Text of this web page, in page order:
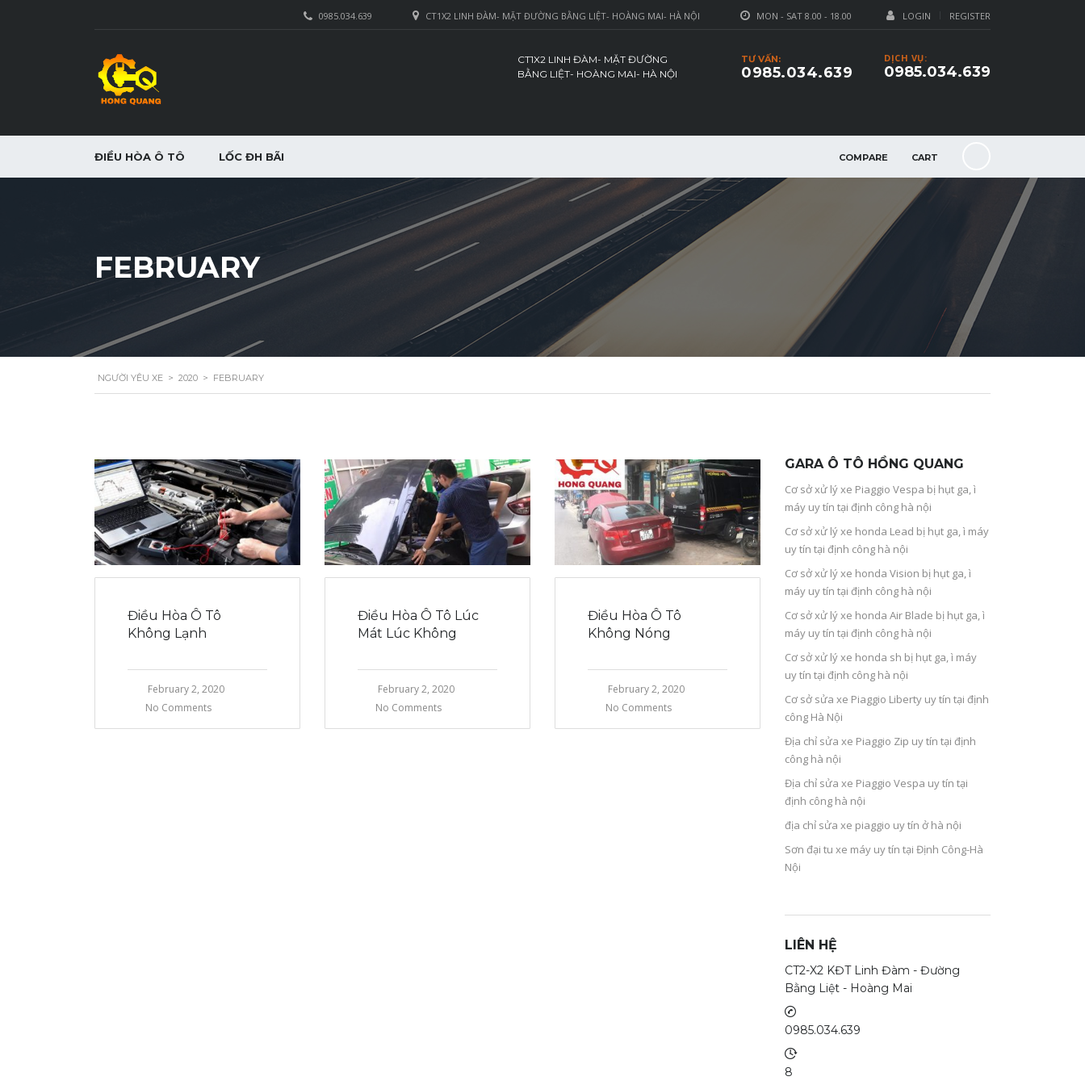
LOGIN REGISTER
MON - SAT 8.00 - 18.00
CT1X2 LINH ĐÀM- MẶT ĐƯỜNG BẰNG LIỆT- HOÀNG MAI- HÀ NỘI
0985.034.639
DỊCH VỤ:
0985.034.639
TƯ VẤN:
0985.034.639
CT1X2 LINH ĐÀM- MẶT ĐƯỜNG
BẰNG LIỆT- HOÀNG MAI- HÀ NỘI
COMPARE CART
ĐIỀU HÒA Ô TÔ LỐC ĐH BÃI
FEBRUARY
NGƯỜI YÊU XE > 2020 > FEBRUARY
Điều Hòa Ô Tô
Không Lạnh
February 2, 2020
No Comments
Điều Hòa Ô Tô Lúc
Mát Lúc Không
February 2, 2020
No Comments
Điều Hòa Ô Tô
Không Nóng
February 2, 2020
No Comments
GARA Ô TÔ HỒNG QUANG
Cơ sở xử lý xe Piaggio Vespa bị hụt ga, ì
máy uy tín tại định công hà nội
Cơ sở xử lý xe honda Lead bị hụt ga, ì máy
uy tín tại định công hà nội
Cơ sở xử lý xe honda Vision bị hụt ga, ì
máy uy tín tại định công hà nội
Cơ sở xử lý xe honda Air Blade bị hụt ga, ì
máy uy tín tại định công hà nội
Cơ sở xử lý xe honda sh bị hụt ga, ì máy
uy tín tại định công hà nội
Cơ sở sửa xe Piaggio Liberty uy tín tại định
công Hà Nội
Địa chỉ sửa xe Piaggio Zip uy tín tại định
công hà nội
Địa chỉ sửa xe Piaggio Vespa uy tín tại
định công hà nội
địa chỉ sửa xe piaggio uy tín ở hà nội
Sơn đại tu xe máy uy tín tại Định Công-Hà
Nội
LIÊN HỆ
CT2-X2 KĐT Linh Đàm - Đường
Bằng Liệt - Hoàng Mai
0985.034.639
8